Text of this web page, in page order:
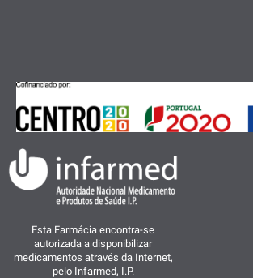
Esta Farmácia encontra-se
autorizada a disponibilizar
medicamentos através da Internet,
pelo Infarmed, I.P.